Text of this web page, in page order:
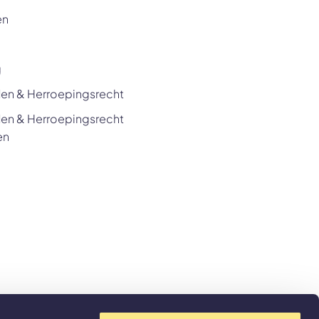
& Herroepingsrecht
& Herroepingsrecht